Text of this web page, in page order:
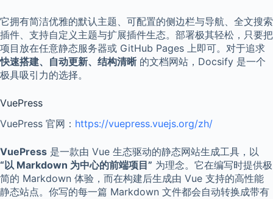
它拥有简洁优雅的默认主题、可配置的侧边栏与导航、全文搜索
插件、支持自定义主题与扩展插件生态。部署极其轻松，只要把
项目放在任意静态服务器或 GitHub Pages 上即可。对于追求
快速搭建、自动更新、结构清晰的文档网站，Docsify 是一个
极具吸引力的选择。
VuePress
VuePress 官网： https://vuepress.vuejs.org/zh/
VuePress 是一款由 Vue 生态驱动的静态网站生成工具，以
“以 Markdown 为中心的前端项目” 为理念。它在编写时提供极
简的 Markdown 体验，而在构建后生成由 Vue 支持的高性能
静态站点。你写的每一篇 Markdown 文件都会自动转换成带有